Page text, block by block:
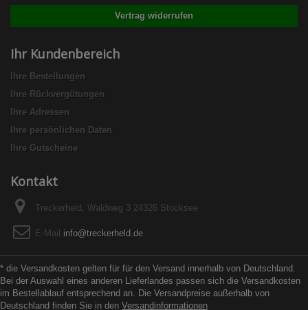
Vertrag widerrufen
Ihr Kundenbereich
Ihre Bestellungen
Ihre Rückvergütungen
Ihre Adressen
Ihre persönlichen Daten
Ihre Gutscheine
Kontakt
Treckerheld, Waldweg 3 24326 Stocksee
E-Mail info@treckerheld.de
* die Versandkosten gelten für für den Versand innerhalb von Deutschland.
Bei der Auswahl eines anderen Lieferlandes passen sich die Versandkosten
im Bestellablauf entsprechend an. Die Versandpreise außerhalb von
Deutschland finden Sie in den Versandinformationen